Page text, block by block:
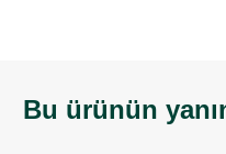
Bu ürünün